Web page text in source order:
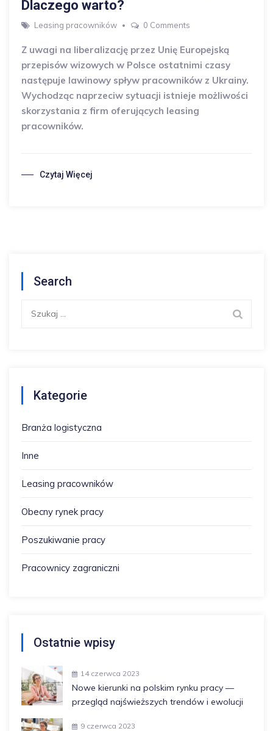
Dlaczego warto?
Leasing pracowników 0 Comments
Z uwagi na liberalizację przez Unię Europejską
przepisów wizowych w Polsce ostatnimi czasy
następuje lawinowy spływ pracowników z Ukrainy.
Wychodząc naprzeciw sytuacji istnieje możliwości
skorzystania z firm oferujących leasing
pracowników.
Czytaj Więcej
Search
Kategorie
Branża logistyczna
Inne
Leasing pracowników
Obecny rynek pracy
Poszukiwanie pracy
Pracownicy zagraniczni
Ostatnie wpisy
14 czerwca 2023
Nowe kierunki na polskim rynku pracy —
przegląd najświeższych trendów i ewolucji
9 czerwca 2023